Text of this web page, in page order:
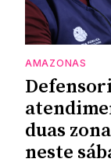
AMAZONAS
duas
neste